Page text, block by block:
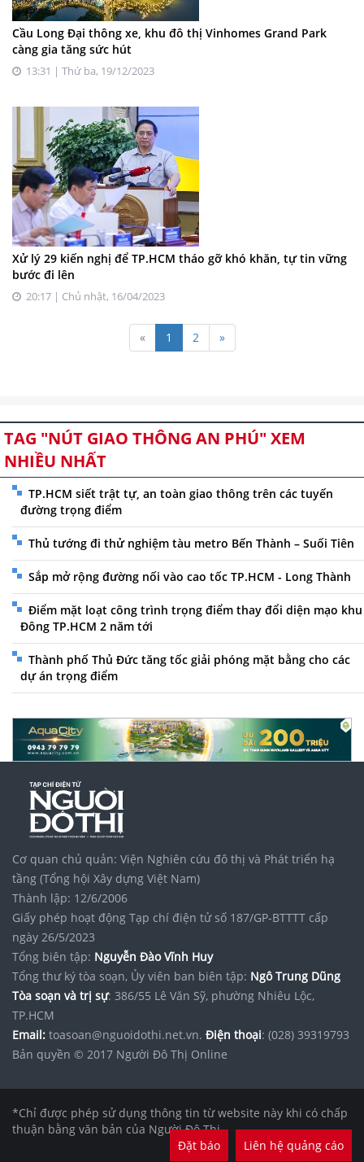
Cầu Long Đại thông xe, khu đô thị Vinhomes Grand Park
càng gia tăng sức hút
13:31 | Thứ ba, 19/12/2023
Xử lý 29 kiến nghị để TP.HCM tháo gỡ khó khăn, tự tin vững
bước đi lên
20:17 | Chủ nhật, 16/04/2023
« 1 2 »
TAG "NÚT GIAO THÔNG AN PHÚ" XEM
NHIỀU NHẤT
TP.HCM siết trật tự, an toàn giao thông trên các tuyến
đường trọng điểm
Thủ tướng đi thử nghiệm tàu metro Bến Thành – Suối Tiên
Sắp mở rộng đường nối vào cao tốc TP.HCM - Long Thành
Điểm mặt loạt công trình trọng điểm thay đổi diện mạo khu
Đông TP.HCM 2 năm tới
Thành phố Thủ Đức tăng tốc giải phóng mặt bằng cho các
dự án trọng điểm
Cơ quan chủ quản: Viện Nghiên cứu đô thị và Phát triển hạ
tầng (Tổng hội Xây dựng Việt Nam)
Thành lập: 12/6/2006
Giấy phép hoạt động Tạp chí điện tử số 187/GP-BTTTT cấp
ngày 26/5/2023
Tổng biên tập: Nguyễn Đào Vĩnh Huy
Tổng thư ký tòa soạn, Ủy viên ban biên tập: Ngô Trung Dũng
Tòa soạn và trị sự: 386/55 Lê Văn Sỹ, phường Nhiêu Lộc,
TP.HCM
Email: toasoan@nguoidothi.net.vn. Điện thoại: (028) 39319793
Bản quyền © 2017 Người Đô Thị Online
*Chỉ được phép sử dụng thông tin từ website này khi có chấp
thuận bằng văn bản của Người Đô Thị.
Đặt báo
Liên hệ quảng cáo